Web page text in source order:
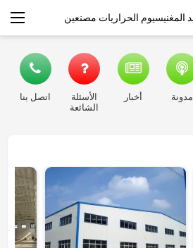
مدونة أخبار الأسئلة
الشائعة
اتصل بنا